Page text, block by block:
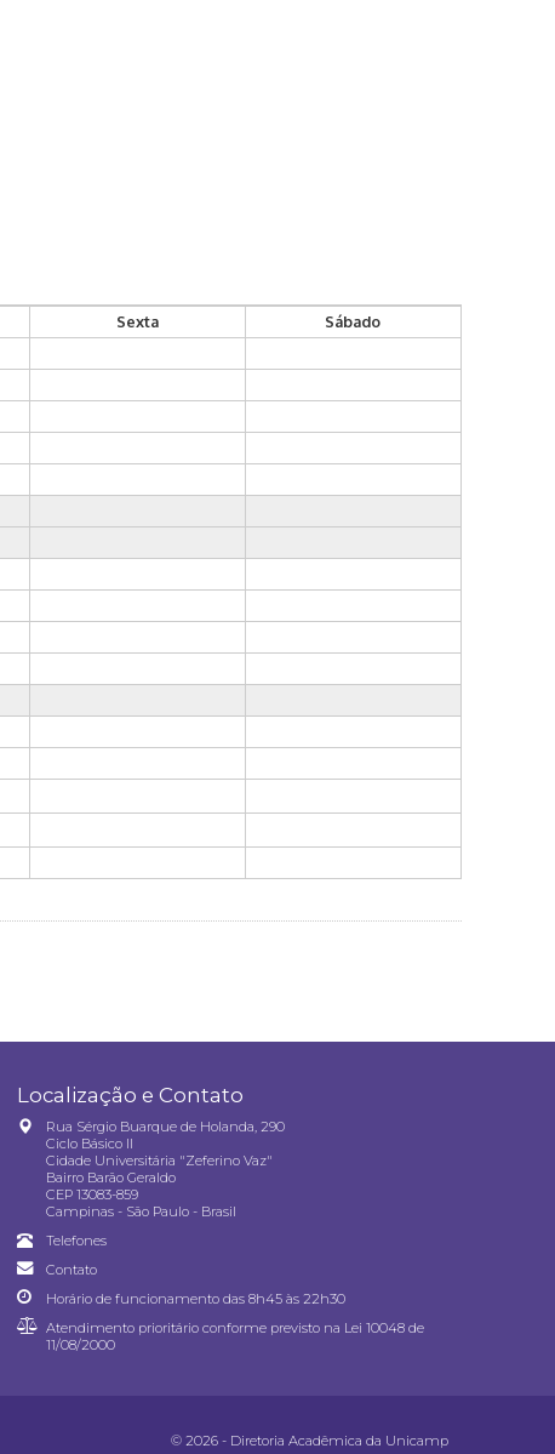
Sexta
Sábado
Localização e Contato
Rua Sérgio Buarque de Holanda, 290
Ciclo Básico II
Cidade Universitária "Zeferino Vaz"
Bairro Barão Geraldo
CEP 13083-859
Campinas - São Paulo - Brasil
Telefones
Contato
Horário de funcionamento das 8h45 às 22h30
Atendimento prioritário conforme previsto na Lei 10048 de
11/08/2000
© 2026 - Diretoria Acadêmica da Unicamp